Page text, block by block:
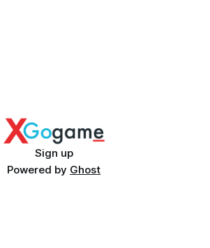
Sign up
Powered by Ghost